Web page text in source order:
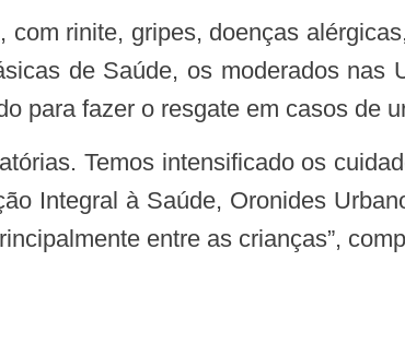
de Saúde, os moderados nas
para fazer o resgate em casos de
Integral à Saúde, Oronides
entre as crianças”,